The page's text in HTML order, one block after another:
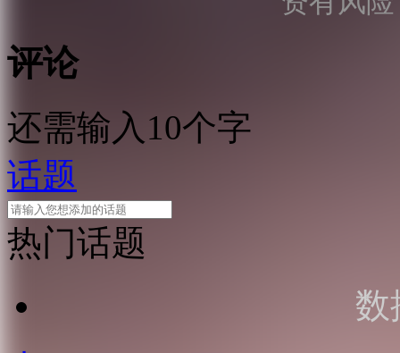
评论
还需输入10个字
话题
热门话题
数